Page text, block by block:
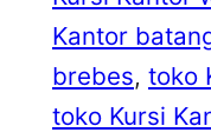
Kantor
brebes, toko
toko Kursi